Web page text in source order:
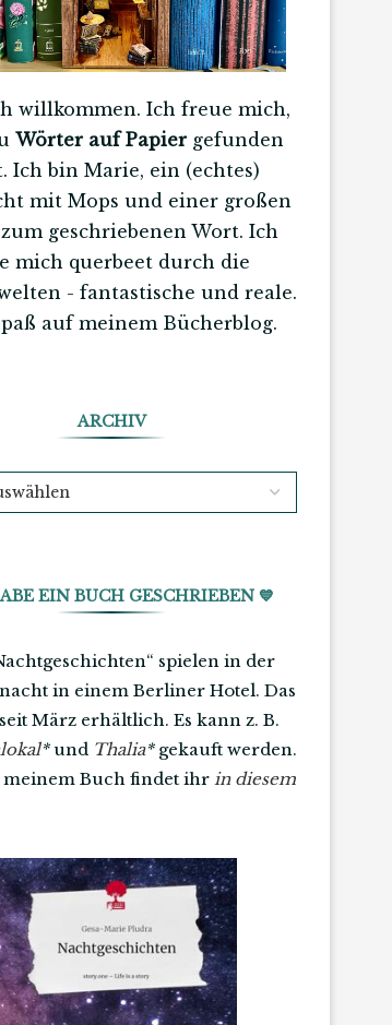
willkommen. Ich freue mich,
Wörter auf Papiergefunden
Ich bin Marie, ein (echtes)
mit Mops und einer großen
geschriebenen Wort. Ich
mich querbeet durch die
- fantastische und reale.
auf meinem Bücherblog.
ARCHIV
EIN BUCH GESCHRIEBEN 💙
spielen in der
in einem Berliner Hotel. Das
März erhältlich. Es kann z. B.
*und Thalia*gekauft werden.
Buch findet ihr in diesem